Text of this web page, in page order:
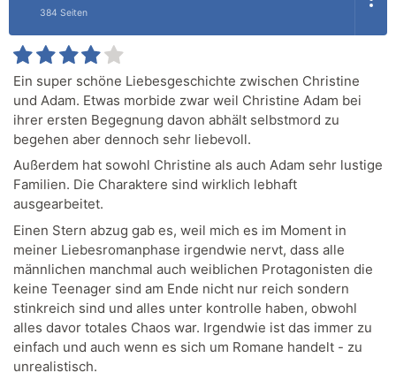
384 Seiten
Ein super schöne Liebesgeschichte zwischen Christine
und Adam. Etwas morbide zwar weil Christine Adam bei
ihrer ersten Begegnung davon abhält selbstmord zu
begehen aber dennoch sehr liebevoll.
Außerdem hat sowohl Christine als auch Adam sehr lustige
Familien. Die Charaktere sind wirklich lebhaft
ausgearbeitet.
Einen Stern abzug gab es, weil mich es im Moment in
meiner Liebesromanphase irgendwie nervt, dass alle
männlichen manchmal auch weiblichen Protagonisten die
keine Teenager sind am Ende nicht nur reich sondern
stinkreich sind und alles unter kontrolle haben, obwohl
alles davor totales Chaos war. Irgendwie ist das immer zu
einfach und auch wenn es sich um Romane handelt - zu
unrealistisch.